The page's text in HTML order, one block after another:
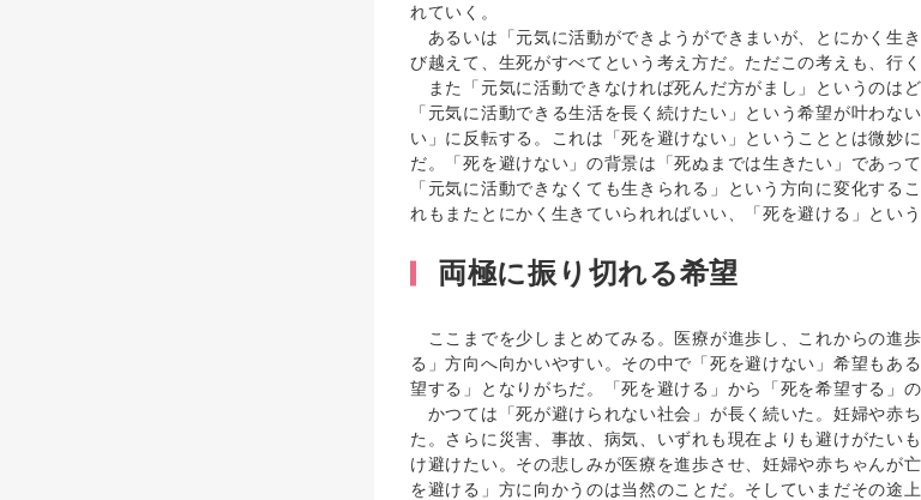
れていく。
あるいは「元気に活動ができようができまいが、とにかく生
び越えて、生死がすべてという考え方だ。ただこの考えも、行
また「元気に活動できなければ死んだ方がまし」というのは
「元気に活動できる生活を長く続けたい」という希望が叶わ
い」に反転する。これは「死を避けない」ということとは微妙
だ。「死を避けない」の背景は「死ぬまでは生きたい」であっ
「元気に活動できなくても生きられる」という方向に変化す
れもまたとにかく生きていられればいい、「死を避ける」とい
両極に振り切れる希望
ここまでを少しまとめてみる。医療が進歩し、これからの進
る」方向へ向かいやすい。その中で「死を避けない」希望もあ
望する」となりがちだ。「死を避ける」から「死を希望する」
かつては「死が避けられない社会」が長く続いた。妊婦や赤
た。さらに災害、事故、病気、いずれも現在よりも避けがたい
け避けたい。その悲しみが医療を進歩させ、妊婦や赤ちゃんが
を避ける」方に向かうのは当然のことだ。そしていまだその途